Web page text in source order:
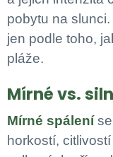
pobytu na
jen podle toho,
pláže.
Mírné vs.
Mírné spáleníse
horkostí,